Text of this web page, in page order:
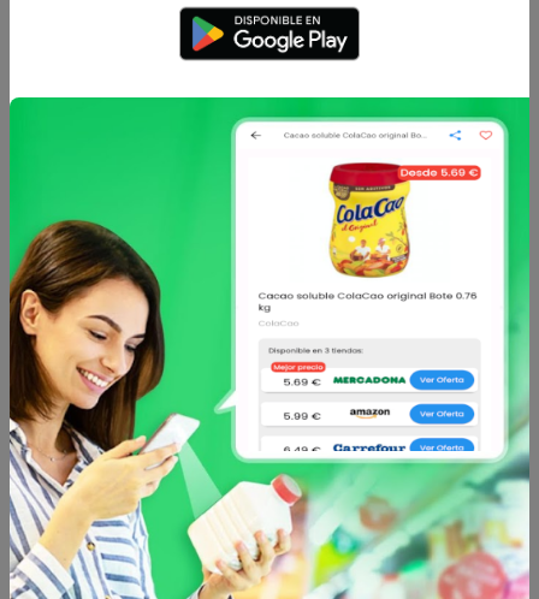
Comentarios Opiniones de usuarios
5 ★
test
jhkj
2025-10-15 00:00
5 ★
jibb
Escribe tu comentario
Nombre